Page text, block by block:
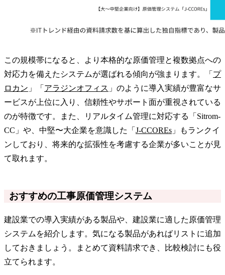
この規模帯になると、より本格的な原価管理と複数拠点への
対応力を備えたシステムが選ばれる傾向が強まります。「 プ
ロカン 」「 アラジンオフィス 」のように導入実績が豊富なサ
ービスが上位に入り、信頼性やサポート面が重視されている
のが特徴です。また、リアルタイム管理に対応する「Sitrom-
CC」や、中堅〜大企業を意識した「 J-CCOREs 」もランクイ
ンしており、将来的な拡張性を考慮する企業が多いことが見
て取れます。
おすすめの工事原価管理システム
建設業での導入実績がある製品や、建設業に適した原価管理
システムを紹介します。気になる製品があればリストに追加
しておきましょう。まとめて資料請求でき、比較検討にも役
立てられます。